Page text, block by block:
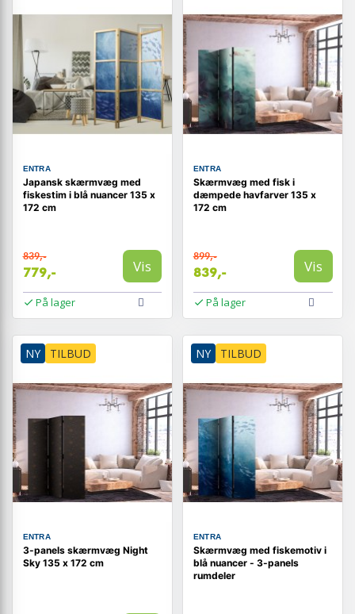
ENTRA
Japansk skærmvæg med
fiskestim i blå nuancer 135 x
172 cm
839,-
779,- Vis
På lager
ENTRA
Skærmvæg med fisk i
dæmpede havfarver 135 x
172 cm
899,-
839,- Vis
På lager
NY TILBUD
ENTRA
3-panels skærmvæg Night
Sky 135 x 172 cm
NY TILBUD
ENTRA
Skærmvæg med fiskemotiv i
blå nuancer - 3-panels
rumdeler